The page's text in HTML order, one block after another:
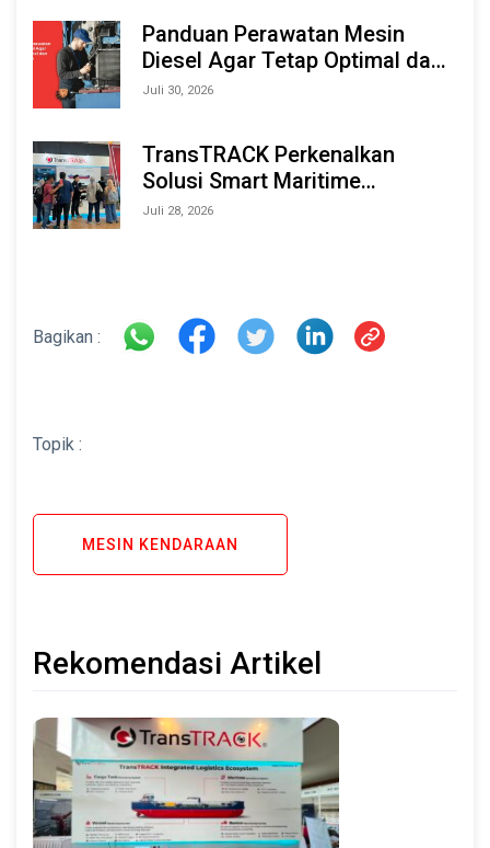
Panduan Perawatan Mesin
Diesel Agar Tetap Optimal dan
Tahan Lama
Juli 30, 2026
TransTRACK Perkenalkan
Solusi Smart Maritime
Monitoring Berbasis AI dan IoT
Juli 28, 2026
Bagikan :
Topik :
MESIN KENDARAAN
Rekomendasi Artikel